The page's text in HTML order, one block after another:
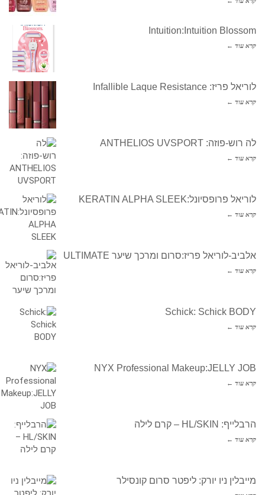
Intuition:Intuition Blossom
קרא עוד ←
לוריאל פריז: Infallible Laque Resistance
קרא עוד ←
לה רוש-פוזה: ANTHELIOS UVSPORT
קרא עוד ←
לוריאל פרופסיונל:KERATIN ALPHA SLEEK
קרא עוד ←
אלביב-לוריאל פריז:סרום ומרכך שיער ULTIMATE
קרא עוד ←
Schick: Schick BODY
קרא עוד ←
NYX Professional Makeup:JELLY JOB
קרא עוד ←
הרבלייף: HL/SKIN – קרם לילה
קרא עוד ←
מייבלין ניו יורק: ליפטר סרום קונסילר